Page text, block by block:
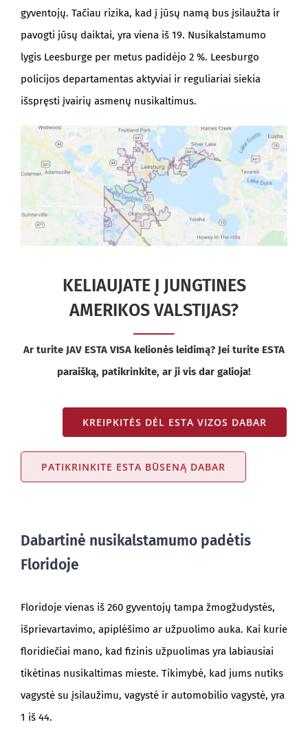
gyventojų. Tačiau rizika, kad į jūsų namą bus įsilaužta ir
pavogti jūsų daiktai, yra viena iš 19. Nusikalstamumo
lygis Leesburge per metus padidėjo 2 %. Leesburgo
policijos departamentas aktyviai ir reguliariai siekia
išspręsti įvairių asmenų nusikaltimus.
KELIAUJATE Į JUNGTINES
AMERIKOS VALSTIJAS?
Ar turite JAV ESTA VISA kelionės leidimą? Jei turite ESTA
paraišką, patikrinkite, ar ji vis dar galioja!
KREIPKITĖS DĖL ESTA VIZOS DABAR
PATIKRINKITE ESTA BŪSENĄ DABAR
Dabartinė nusikalstamumo padėtis
Floridoje
Floridoje vienas iš 260 gyventojų tampa žmogžudystės,
išprievartavimo, apiplėšimo ar užpuolimo auka. Kai kurie
floridiečiai mano, kad fizinis užpuolimas yra labiausiai
tikėtinas nusikaltimas mieste. Tikimybė, kad jums nutiks
vagystė su įsilaužimu, vagystė ir automobilio vagystė, yra
1 iš 44.